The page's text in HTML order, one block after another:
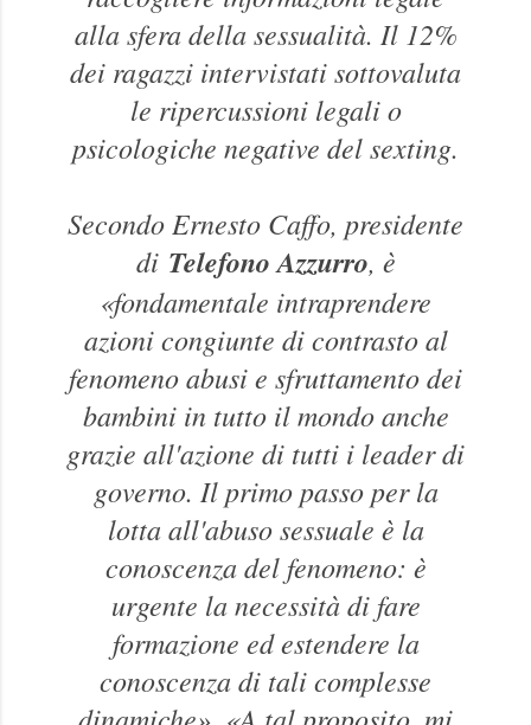
alla sfera della sessualità. Il 12%
dei ragazzi intervistati sottovaluta
le ripercussioni legali o
psicologiche negative del sexting.
Secondo Ernesto Caffo, presidente
di Telefono Azzurro, è
«fondamentale intraprendere
azioni congiunte di contrasto al
fenomeno abusi e sfruttamento dei
bambini in tutto il mondo anche
grazie all'azione di tutti i leader di
governo. Il primo passo per la
lotta all'abuso sessuale è la
conoscenza del fenomeno: è
urgente la necessità di fare
formazione ed estendere la
conoscenza di tali complesse
dinamiche». «A tal proposito, mi